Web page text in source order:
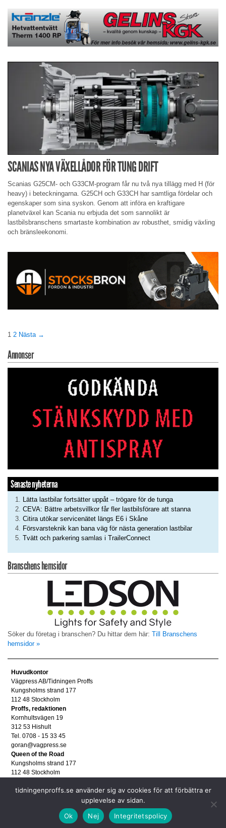
SCANIAS NYA VÄXELLÅDOR FÖR TUNG DRIFT
Scanias G25CM- och G33CM-program får nu två nya tillägg med H (för
heavy) i beteckningarna. G25CH och G33CH har samtliga fördelar och
egenskaper som sina syskon. Genom att införa en kraftigare
planetväxel kan Scania nu erbjuda det som sannolikt är
lastbilsbranschens smartaste kombination av robusthet, smidig växling
och bränsleekonomi.
1 2 Nästa →
Annonser
Senaste nyheterna
Lätta lastbilar fortsätter uppåt – trögare för de tunga
CEVA: Bättre arbetsvillkor får fler lastbilsförare att stanna
Citira utökar servicenätet längs E6 i Skåne
Försvarsteknik kan bana väg för nästa generation lastbilar
Tvätt och parkering samlas i TrailerConnect
Branschens hemsidor
Söker du företag i branschen? Du hittar dem här: Till Branschens
hemsidor »
Huvudkontor
Vägpress AB/Tidningen Proffs
Kungsholms strand 177
112 48 Stockholm
Proffs, redaktionen
Kornhultsvägen 19
312 53 Hishult
Tel. 0708 - 15 33 45
goran@vagpress.se
Queen of the Road
Kungsholms strand 177
112 48 Stockholm
Tel. 08 - 653 83 80
Personuppgifter/GDPR
tidningenproffs.se använder sig av cookies för att förbättra er
upplevelse av sidan.
Ok
Nej Integritetspolicy